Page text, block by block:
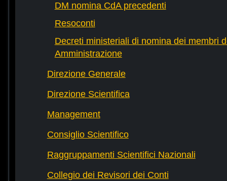
DM nomina CdA precedenti
Resoconti
Decreti ministeriali di nomina dei membri
Amministrazione
Direzione Generale
Direzione Scientifica
Management
Consiglio Scientifico
Raggruppamenti Scientifici Nazionali
Collegio dei Revisori dei Conti